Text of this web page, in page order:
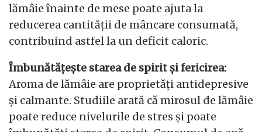
lămâie înainte de mese poate ajuta la
reducerea cantității de mâncare consumată,
contribuind astfel la un deficit caloric.
Îmbunătățește starea de spirit și fericirea:
Aroma de lămâie are proprietăți antidepresive
și calmante. Studiile arată că mirosul de lămâie
poate reduce nivelurile de stres și poate